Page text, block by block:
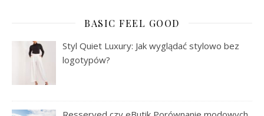
BASIC FEEL GOOD
Styl Quiet Luxury: Jak wyglądać stylowo bez
logotypów?